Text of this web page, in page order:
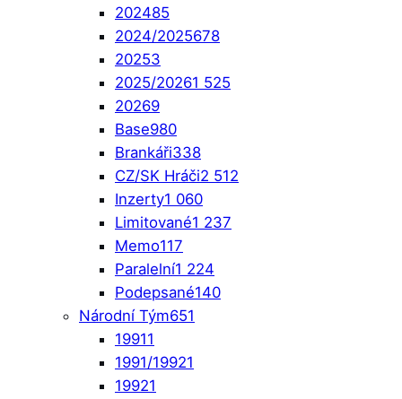
202485
2024/2025678
20253
2025/20261 525
20269
Base980
Brankáři338
CZ/SK Hráči2 512
Inzerty1 060
Limitované1 237
Memo117
Paralelní1 224
Podepsané140
Národní Tým651
19911
1991/19921
19921